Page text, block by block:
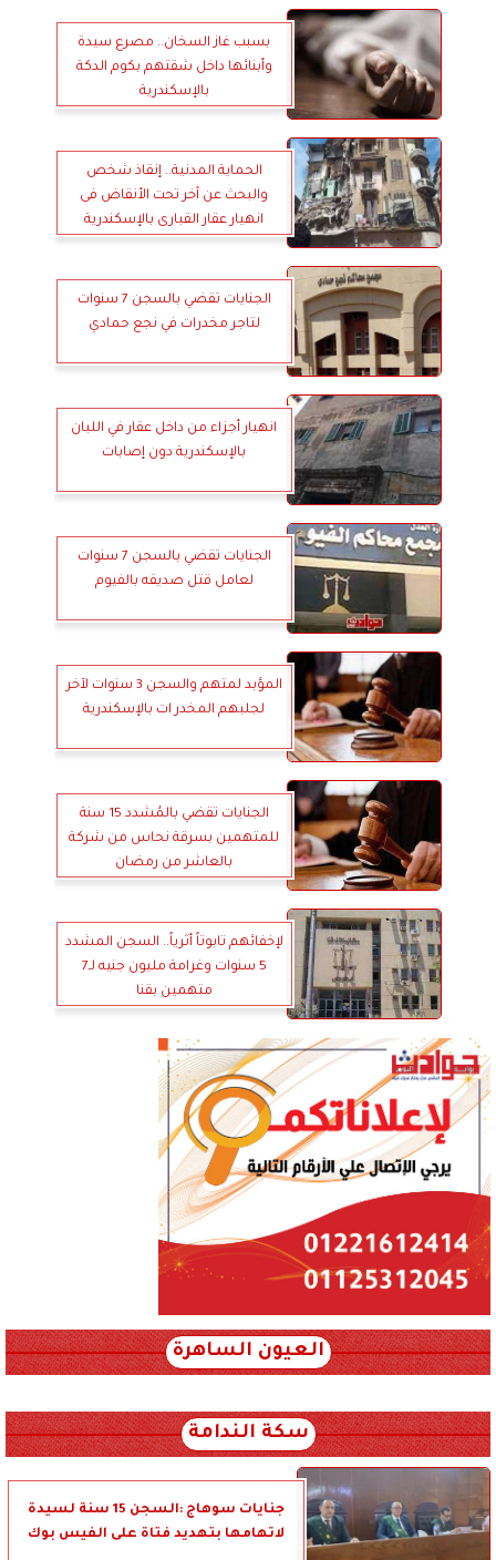
بسبب غاز السخان.. مصرع سيدة
وأبنائها داخل شقتهم بكوم الدكة
بالإسكندرية
الحماية المدنية.. إنقاذ شخص
والبحث عن آخر تحت الأنقاض فى
انهيار عقار القبارى بالإسكندرية
الجنايات تقضي بالسجن 7 سنوات
لتاجر مخدرات في نجع حمادي
انهيار أجزاء من داخل عقار في اللبان
بالإسكندرية دون إصابات
الجنايات تقضي بالسجن 7 سنوات
لعامل قتل صديقه بالفيوم
المؤبد لمتهم والسجن 3 سنوات لآخر
لجلبهم المخدر ات بالإسكندرية
الجنايات تقضي بالمُشدد 15 سنة
للمتهمين بسرقة نحاس من شركة
بالعاشر من رمضان
لإخفائهم تابوتاً أثرياً.. السجن المشدد
5 سنوات وغرامة مليون جنيه لـ7
متهمين بقنا
العيون الساهرة
سكة الندامة
جنايات سوهاج :السجن 15 سنة لسيدة
لاتهامها بتهديد فتاة على الفيس بوك